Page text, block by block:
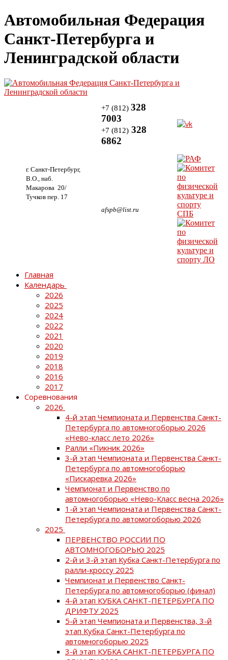
Автомобильная Федерация
Санкт-Петербурга и
Ленинградской области
г. Санкт-Петербург,
В.О., наб.
Макарова 20/
Тучков пер. 17
+7 (812) 328
7003
+7 (812) 328
6862
afspb@list.ru
Главная
Календарь
2026
2025
2024
2022
2021
2020
2019
2018
2016
2017
Соревнования
2026
4-й этап Чемпионата и Первенства Санкт-
Петербурга по автомногоборью 2026
«Нево-класс лето 2026»
Ралли «Пикник 2026»
3-й этап Чемпионата и Первенства Санкт-
Петербурга по автомногоборью
«Пискаревка 2026»
Чемпионат и Первенство по
автомногоборью «Нево-Класс весна 2026»
1-й этап Чемпионата и Первенства Санкт-
Петербурга по автомогоборью 2026
2025
ПЕРВЕНСТВО РОССИИ ПО
АВТОМНОГОБОРЬЮ 2025
2-й и 3-й этап Кубка Санкт-Петербурга по
ралли-кроссу 2025
Чемпионат и Первенство Санкт-
Петербурга по автомногоборью (финал)
4-й этап КУБКА САНКТ-ПЕТЕРБУРГА ПО
ДРИФТУ 2025
5-й этап Чемпионата и Первенства, 3-й
этап Кубка Санкт-Петербурга по
автомногоборью 2025
3-й этап КУБКА САНКТ-ПЕТЕРБУРГА ПО